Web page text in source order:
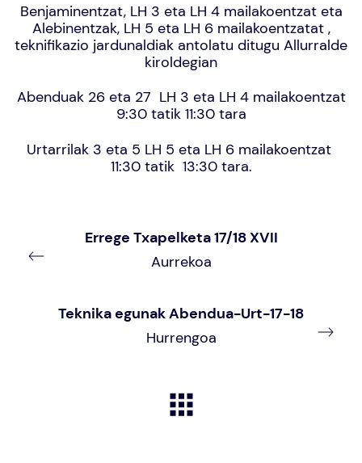
Benjaminentzat, LH 3 eta LH 4 mailakoentzat eta
Alebinentzak, LH 5 eta LH 6 mailakoentzatat ,
teknifikazio jardunaldiak antolatu ditugu Allurralde
kiroldegian
Abenduak 26 eta 27 LH 3 eta LH 4 mailakoentzat
9:30 tatik 11:30 tara
Urtarrilak 3 eta 5 LH 5 eta LH 6 mailakoentzat
11:30 tatik 13:30 tara.
Errege Txapelketa 17/18 XVII
Aurrekoa
Teknika egunak Abendua-Urt-17-18
Hurrengoa